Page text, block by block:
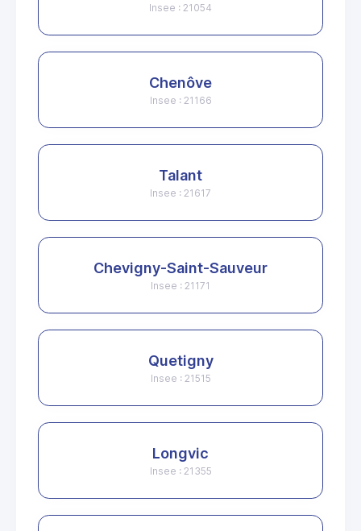
Insee : 21054
Chenôve
Insee : 21166
Talant
Insee : 21617
Chevigny-Saint-Sauveur
Insee : 21171
Quetigny
Insee : 21515
Longvic
Insee : 21355